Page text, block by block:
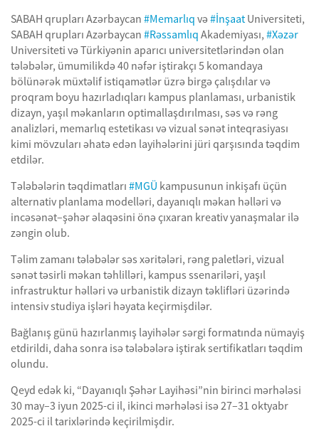
SABAH qrupları Azərbaycan #Memarlıq və #İnşaat Universiteti,
SABAH qrupları Azərbaycan #Rəssamlıq Akademiyası, #Xəzər
Universiteti və Türkiyənin aparıcı universitetlərindən olan
tələbələr, ümumilikdə 40 nəfər iştirakçı 5 komandaya
bölünərək müxtəlif istiqamətlər üzrə birgə çalışdılar və
proqram boyu hazırladıqları kampus planlaması, urbanistik
dizayn, yaşıl məkanların optimallaşdırılması, səs və rəng
analizləri, memarlıq estetikası və vizual sənət inteqrasiyası
kimi mövzuları əhatə edən layihələrini jüri qarşısında təqdim
etdilər.
Tələbələrin təqdimatları #MGÜ kampusunun inkişafı üçün
alternativ planlama modelləri, dayanıqlı məkan həlləri və
incəsənət–şəhər əlaqəsini önə çıxaran kreativ yanaşmalar ilə
zəngin olub.
Təlim zamanı tələbələr səs xəritələri, rəng paletləri, vizual
sənət təsirli məkan təhlilləri, kampus ssenariləri, yaşıl
infrastruktur həlləri və urbanistik dizayn təklifləri üzərində
intensiv studiya işləri həyata keçirmişdilər.
Bağlanış günü hazırlanmış layihələr sərgi formatında nümayiş
etdirildi, daha sonra isə tələbələrə iştirak sertifikatları təqdim
olundu.
Qeyd edək ki, “Dayanıqlı Şəhər Layihəsi”nin birinci mərhələsi
30 may–3 iyun 2025-ci il, ikinci mərhələsi isə 27–31 oktyabr
2025-ci il tarixlərində keçirilmişdir.